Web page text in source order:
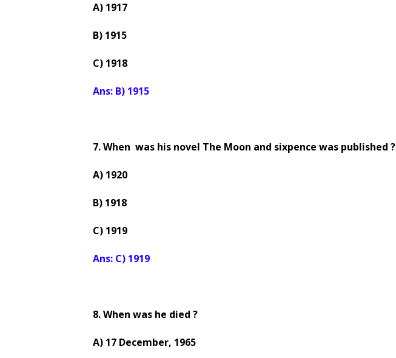
A) 1917
B) 1915
C) 1918
Ans: B) 1915
7. When was his novel The Moon and sixpence was published ?
A) 1920
B) 1918
C) 1919
Ans: C) 1919
8. When was he died ?
A) 17 December, 1965